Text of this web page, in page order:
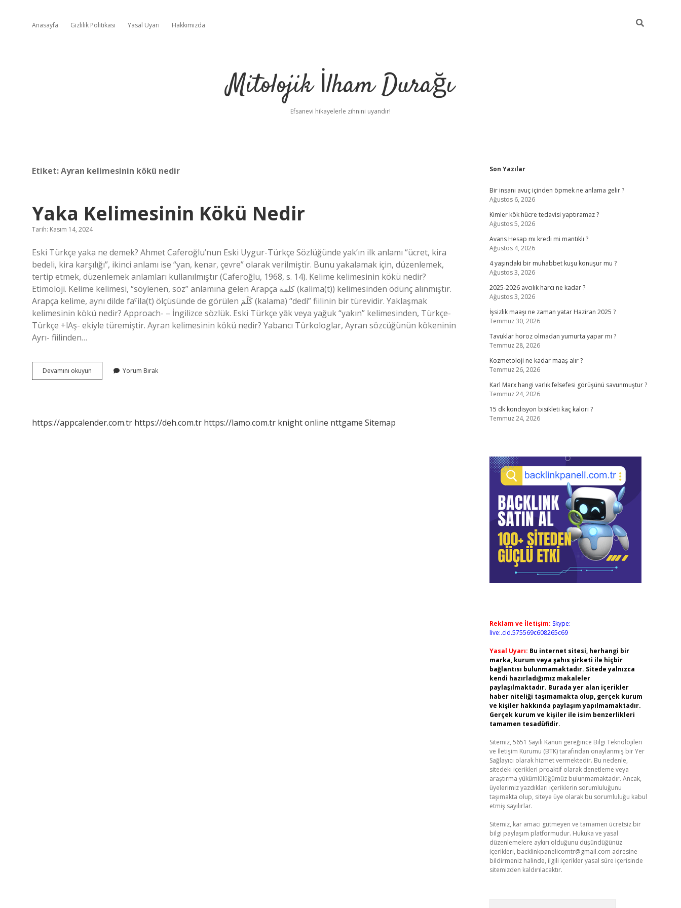
Anasayfa Gizlilik Politikası Yasal Uyarı Hakkımızda
Mitolojik İlham Durağı
Efsanevi hikayelerle zihnini uyandır!
Etiket:Ayran kelimesinin kökü nedir
Yaka Kelimesinin Kökü Nedir
Tarih: Kasım 14, 2024
Eski Türkçe yaka ne demek? Ahmet Caferoğlu’nun Eski Uygur-Türkçe Sözlüğünde yak’ın ilk anlamı “ücret, kira
bedeli, kira karşılığı”, ikinci anlamı ise “yan, kenar, çevre” olarak verilmiştir. Bunu yakalamak için, düzenlemek,
tertip etmek, düzenlemek anlamları kullanılmıştır (Caferoğlu, 1968, s. 14). Kelime kelimesinin kökü nedir?
Etimoloji. Kelime kelimesi, “söylenen, söz” anlamına gelen Arapça كلمة (kalima(t)) kelimesinden ödünç alınmıştır.
Arapça kelime, aynı dilde faˁila(t) ölçüsünde de görülen كَلَمَ (kalama) “dedi” fiilinin bir türevidir. Yaklaşmak
kelimesinin kökü nedir? Approach- – İngilizce sözlük. Eski Türkçe yāk veya yağuk “yakın” kelimesinden, Türkçe-
Türkçe +lAş- ekiyle türemiştir. Ayran kelimesinin kökü nedir? Yabancı Türkologlar, Ayran sözcüğünün kökeninin
Ayrı- fiilinden…
Devamını okuyun
Kelimesinin
Yorum Bırak
https://appcalender.com.tr https://deh.com.tr https://lamo.com.tr knight online nttgame Sitemap
Sidebar
Son Yazılar
Bir insanı avuç içinden öpmek ne anlama gelir ?
Ağustos 6, 2026
Kimler kök hücre tedavisi yaptıramaz ?
Ağustos 5, 2026
Avans Hesap mı kredi mi mantıklı ?
Ağustos 4, 2026
4 yaşındaki bir muhabbet kuşu konuşur mu ?
Ağustos 3, 2026
2025-2026 avcılık harcı ne kadar ?
Ağustos 3, 2026
İşsizlik maaşı ne zaman yatar Haziran 2025 ?
Temmuz 30, 2026
Tavuklar horoz olmadan yumurta yapar mı ?
Temmuz 28, 2026
Kozmetoloji ne kadar maaş alır ?
Temmuz 26, 2026
Karl Marx hangi varlık felsefesi görüşünü savunmuştur ?
Temmuz 24, 2026
15 dk kondisyon bisikleti kaç kalori ?
Temmuz 24, 2026
Reklam ve İletişim: Skype:
live:.cid.575569c608265c69
Yasal Uyarı: Bu internet sitesi, herhangi bir
marka, kurum veya şahıs şirketi ile hiçbir
bağlantısı bulunmamaktadır. Sitede yalnızca
kendi hazırladığımız makaleler
paylaşılmaktadır. Burada yer alan içerikler
haber niteliği taşımamakta olup, gerçek kurum
ve kişiler hakkında paylaşım yapılmamaktadır.
Gerçek kurum ve kişiler ile isim benzerlikleri
tamamen tesadüfidir.
Sitemiz, 5651 Sayılı Kanun gereğince Bilgi Teknolojileri
ve İletişim Kurumu (BTK) tarafından onaylanmış bir Yer
Sağlayıcı olarak hizmet vermektedir. Bu nedenle,
sitedeki içerikleri proaktif olarak denetleme veya
araştırma yükümlülüğümüz bulunmamaktadır. Ancak,
üyelerimiz yazdıkları içeriklerin sorumluluğunu
taşımakta olup, siteye üye olarak bu sorumluluğu kabul
etmiş sayılırlar.
Sitemiz, kar amacı gütmeyen ve tamamen ücretsiz bir
bilgi paylaşım platformudur. Hukuka ve yasal
düzenlemelere aykırı olduğunu düşündüğünüz
içerikleri, backlinkpanelicomtr@gmail.com adresine
bildirmeniz halinde, ilgili içerikler yasal süre içerisinde
sitemizden kaldırılacaktır.